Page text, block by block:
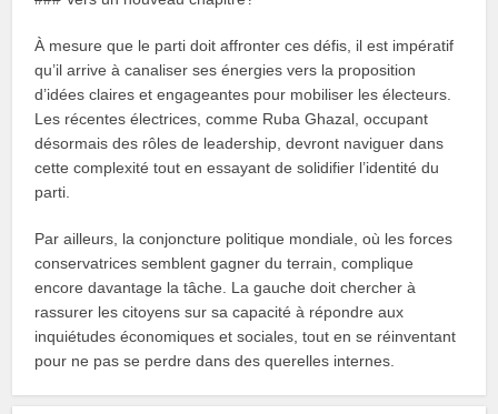
À mesure que le parti doit affronter ces défis, il est impératif
qu’il arrive à canaliser ses énergies vers la proposition
d’idées claires et engageantes pour mobiliser les électeurs.
Les récentes électrices, comme Ruba Ghazal, occupant
désormais des rôles de leadership, devront naviguer dans
cette complexité tout en essayant de solidifier l’identité du
parti.
Par ailleurs, la conjoncture politique mondiale, où les forces
conservatrices semblent gagner du terrain, complique
encore davantage la tâche. La gauche doit chercher à
rassurer les citoyens sur sa capacité à répondre aux
inquiétudes économiques et sociales, tout en se réinventant
pour ne pas se perdre dans des querelles internes.